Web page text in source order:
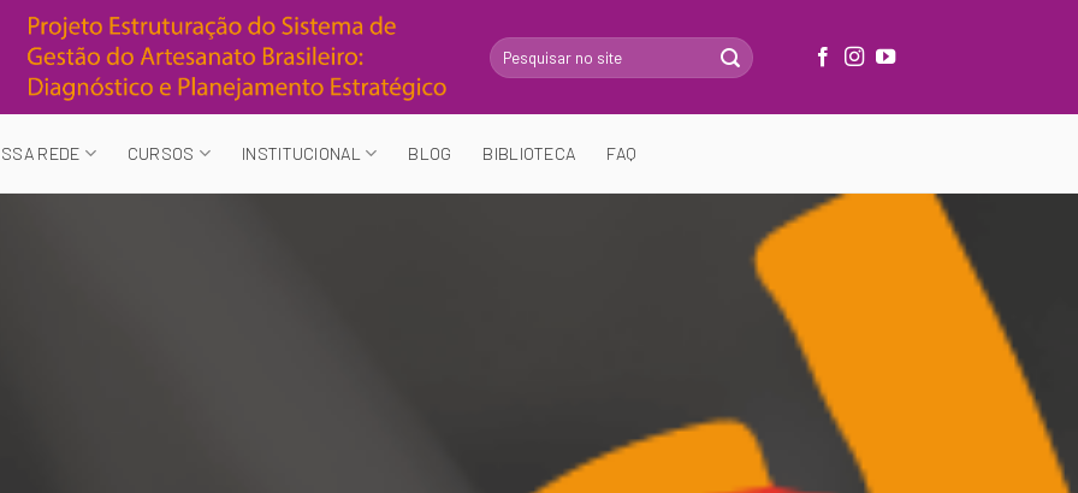
Search
for:
REDE CURSOS INSTITUCIONAL BLOG BIBLIOTECA FAQ